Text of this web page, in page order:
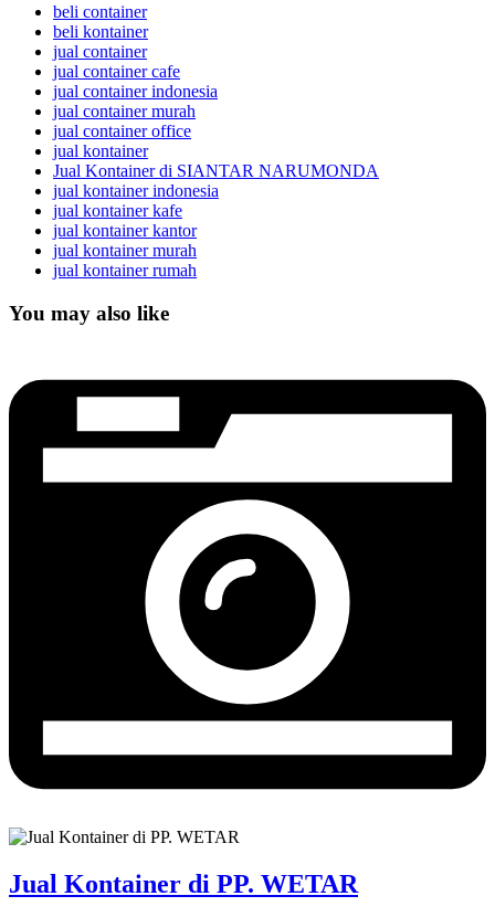
beli container
beli kontainer
jual container
jual container cafe
jual container indonesia
jual container murah
jual container office
jual kontainer
Jual Kontainer di SIANTAR NARUMONDA
jual kontainer indonesia
jual kontainer kafe
jual kontainer kantor
jual kontainer murah
jual kontainer rumah
You may also like
Jual Kontainer di PP. WETAR